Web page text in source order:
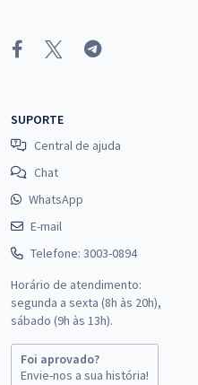
SUPORTE
Central de ajuda
Chat
WhatsApp
E-mail
Telefone: 3003-0894
Horário de atendimento:
segunda a sexta (8h às 20h),
sábado (9h às 13h).
Foi aprovado?
Envie-nos a sua história!